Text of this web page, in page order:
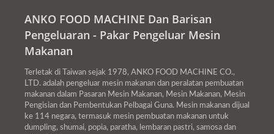
ANKO FOOD MACHINE Dan Barisan
Pengeluaran - Pakar Pengeluar Mesin
Makanan
Terletak di Taiwan sejak 1978, ANKO FOOD MACHINE CO.,
LTD. adalah pengeluar mesin makanan dan peralatan pembuatan
makanan dalam Pasaran Mesin Makanan, Mesin Makanan, Mesin
Pengisian dan Pembentukan Pelbagai Guna. Mesin makanan dijual
ke 114 negara, termasuk mesin pembuatan makanan untuk
dumpling, shumai, popia, paratha, lembaran pastri, samosa dan